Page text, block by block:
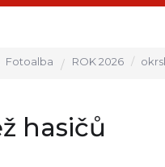
Fotoalba ROK 2026
hasičů